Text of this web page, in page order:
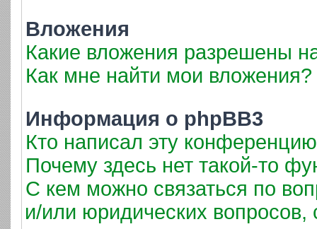
Вложения
Какие вложения разрешены
Как мне найти мои вложения?
Информация о phpBB3
Кто написал эту
Почему здесь нет такой-то
С кем можно связаться по
и/или юридических